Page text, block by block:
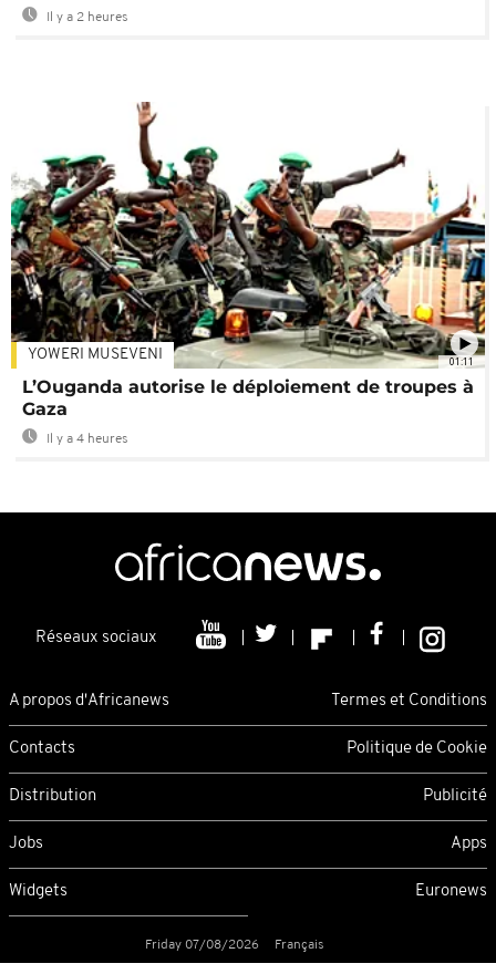
Il y a 2 heures
01:11
YOWERI MUSEVENI
L’Ouganda autorise le déploiement de troupes à
Gaza
Il y a 4 heures
Réseaux sociaux
A propos d'Africanews Termes et Conditions
Contacts Politique de Cookie
Distribution Publicité
Jobs Apps
Widgets Euronews
Friday 07/08/2026